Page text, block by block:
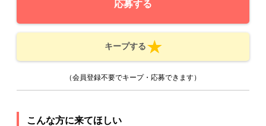
応募する
キープする
（会員登録不要でキープ・応募できます）
こんな方に来てほしい